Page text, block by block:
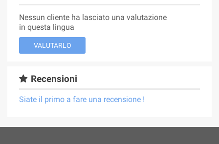
Nessun cliente ha lasciato una valutazione
in questa lingua
VALUTARLO
Recensioni
Siate il primo a fare una recensione !